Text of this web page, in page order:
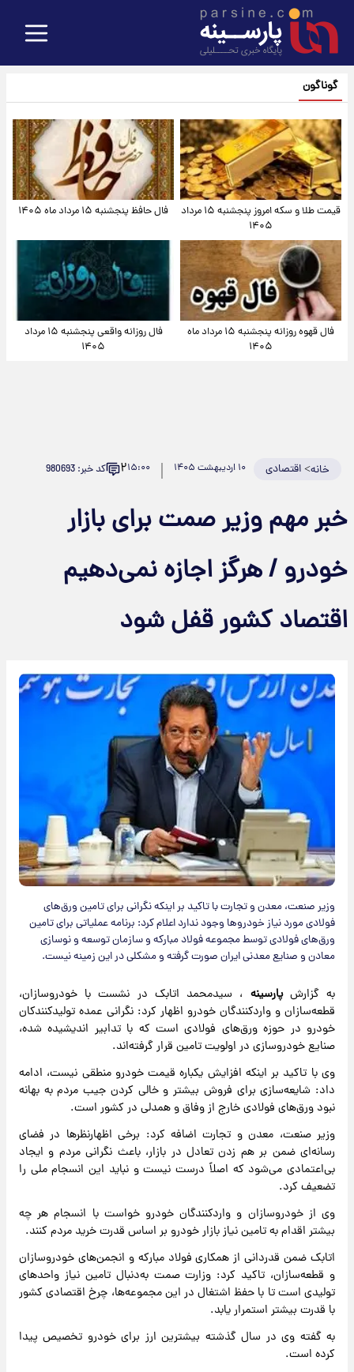
گوناگون
قیمت طلا و سکه امروز پنجشنبه ۱۵ مرداد
۱۴۰۵
فال حافظ پنجشنبه ۱۵ مرداد ماه ۱۴۰۵
فال قهوه روزانه پنجشنبه ۱۵ مرداد ماه
۱۴۰۵
فال روزانه واقعی پنجشنبه ۱۵ مرداد
۱۴۰۵
خانه>اقتصادی ۱۰ اردیبهشت ۱۴۰۵ ۱۵:۰۰۲ کد خبر: 980693
خبر مهم وزیر صمت برای بازار
خودرو / هرگز اجازه نمی‌دهیم
اقتصاد کشور قفل شود
وزیر صنعت، معدن و تجارت با تاکید بر اینکه نگرانی برای تامین ورق‌های
فولادی مورد نیاز خودروها وجود ندارد اعلام کرد: برنامه عملیاتی برای تامین
ورق‌های فولادی توسط مجموعه فولاد مبارکه و سازمان توسعه و نوسازی
معادن و صنایع معدنی ایران صورت گرفته و مشکلی در این زمینه نیست.
به گزارشپارسینه ، سیدمحمد اتابک در نشست با خودروسازان،
قطعه‌سازان و واردکنندگان خودرو اظهار کرد: نگرانی عمده تولیدکنندکان
خودرو در حوزه ورق‌های فولادی است که با تدابیر اندیشیده شده،
صنایع خودروسازی در اولویت تامین قرار گرفته‌اند.
وی با تاکید بر اینکه افزایش یکباره قیمت خودرو منطقی نیست، ادامه
داد: شایعه‌سازی ‌برای فروش بیشتر و خالی کردن جیب مردم به بهانه
نبود ورق‌های فولادی خارج از وفاق و همدلی در کشور است.
وزیر صنعت، معدن و تجارت اضافه کرد: برخی اظهارنظرها در فضای
رسانه‌ای ضمن بر هم زدن تعادل در بازار، باعث نگرانی مردم و ایجاد
بی‌اعتمادی می‌شود که اصلاً درست نیست و نباید این انسجام ملی را
تضعیف کرد.
وی از خودروسازان و واردکنندگان خودرو خواست با انسجام هر چه
بیشتر اقدام به تامین نیاز بازار خودرو بر اساس قدرت خرید مردم کنند.
اتابک ضمن قدردانی از همکاری فولاد مبارکه و انجمن‌های خودروسازان
و قطعه‌سازان، تاکید کرد: وزارت صمت به‌دنبال تامین نیاز واحدهای
تولیدی است تا با حفظ اشتغال در این مجموعه‌ها، چرخ اقتصادی کشور
با قدرت بیشتر استمرار یابد.
به گفته وی در سال گذشته بیشترین ارز برای خودرو تخصیص پیدا
کرده است.